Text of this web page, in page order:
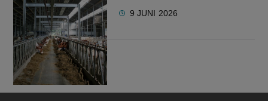
9 JUNI 2026